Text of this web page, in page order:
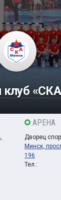
клуб
,
АРЕНА
Дворец
Минск,
196
Тел.: